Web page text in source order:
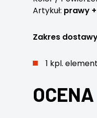
Artykuł: prawy
Zakres
1 kpl.